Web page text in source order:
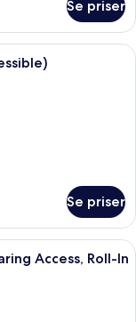
Se priser
topp kvalitet, senger
Se priser
topp kvalitet, senger
Access, Roll-In